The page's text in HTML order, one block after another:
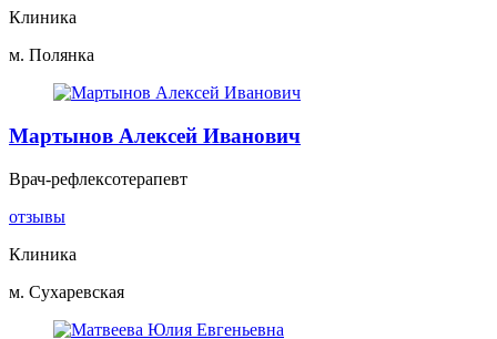
Клиника
м. Полянка
Мартынов Алексей Иванович
Врач-рефлексотерапевт
отзывы
Клиника
м. Сухаревская